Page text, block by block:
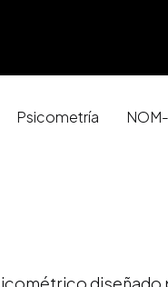
Psicometría